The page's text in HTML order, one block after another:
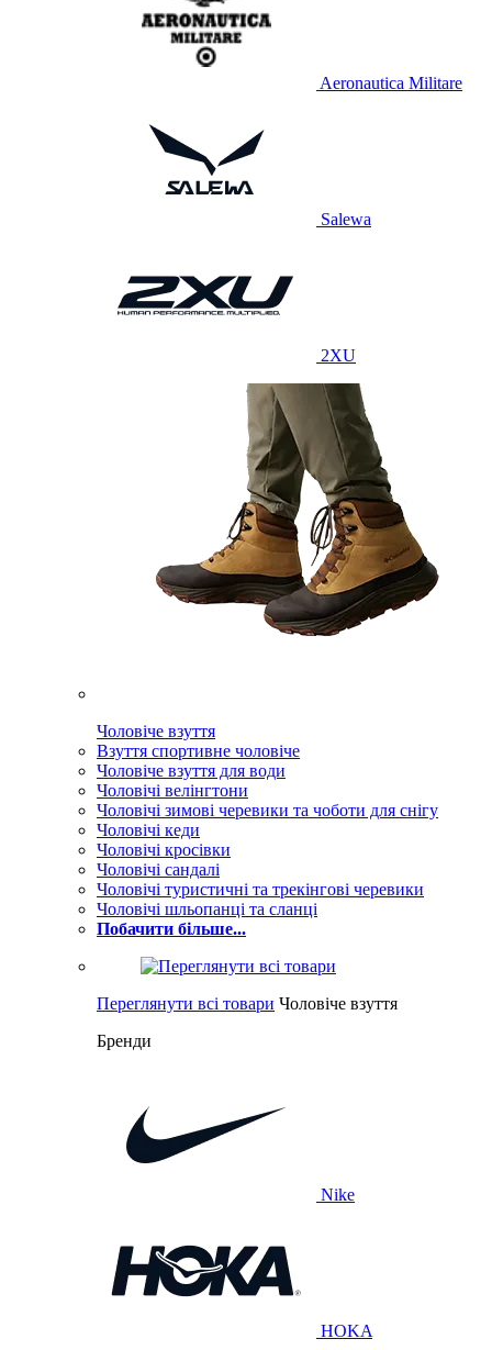
Aeronautica Militare
Salewa
2XU
Чоловіче взуття
Взуття спортивне чоловіче
Чоловіче взуття для води
Чоловічі велінгтони
Чоловічі зимові черевики та чоботи для снігу
Чоловічі кеди
Чоловічі кросівки
Чоловічі сандалі
Чоловічі туристичні та трекінгові черевики
Чоловічі шльопанці та сланці
Побачити більше...
Переглянути всі товари Чоловіче взуття
Бренди
Nike
HOKA